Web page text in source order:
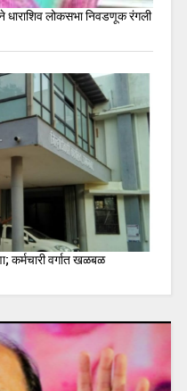
धाराशिव लोकसभा निवडणूक रंगली
कर्मचारी वर्गात खळबळ